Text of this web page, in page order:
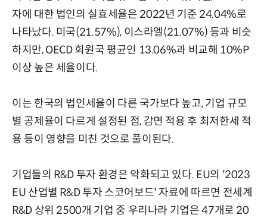
자에 대한 법인의 실효세율은 2022년 기준 24.04%로
나타났다. 미국(21.57%), 이스라엘(21.07%) 등과 비슷
하지만, OECD 회원국 평균인 13.06%과 비교해 10%P
이상 높은 세율이다.
이는 한국의 법인세율이 다른 국가보다 높고, 기업 규모
별 공제율이 다르게 설정된 점, 감면 적용 후 최저한세 적
용 등이 영향을 미친 것으로 풀이된다.
기업들의 R&D 투자 환경은 악화되고 있다. EU의 '2023
EU 산업별 R&D 투자 스코어보드' 자료에 따르면 전세계
R&D 상위 2500개 기업 중 우리나라 기업은 47개로 20